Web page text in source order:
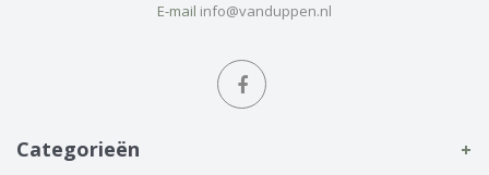
E-mail info@vanduppen.nl
Categorieën